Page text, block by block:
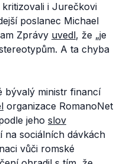
kritizovali i Jurečkovi
poslanec Michael
Zprávy uvedl, že „je
A ta chyba
bývalý ministr financí
organizace RomanoNet
jeho slov
na sociálních dávkách
vůči romské